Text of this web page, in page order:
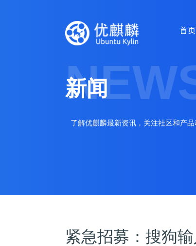
首页
新闻
了解优麒麟最新资讯，关注社区和产品
紧急招募：搜狗